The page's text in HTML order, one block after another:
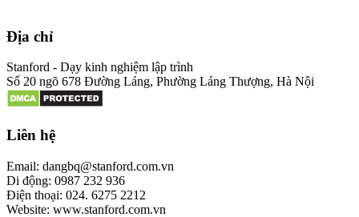
Địa chỉ
Stanford - Dạy kinh nghiệm lập trình
Số 20 ngõ 678 Đường Láng, Phường Láng Thượng, Hà Nội
Liên hệ
Email: dangbq@stanford.com.vn
Di động: 0987 232 936
Điện thoại: 024. 6275 2212
Website: www.stanford.com.vn